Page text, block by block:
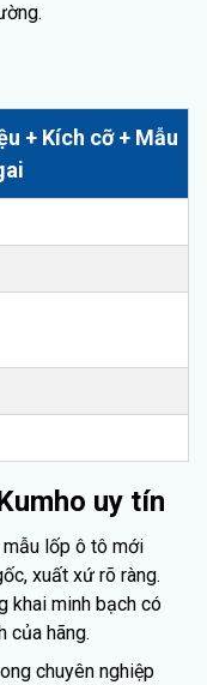
+ Kích cỡ + Mẫu
uy tín
lốp ô tô mới
xuất xứ rõ ràng.
khai minh bạch có
của hãng.
chuyên nghiệp